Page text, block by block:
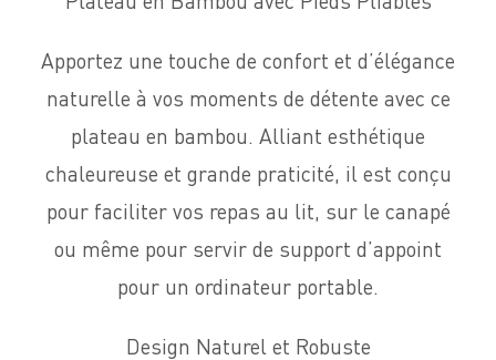
Apportez une touche de confort et d’élégance
naturelle à vos moments de détente avec ce
plateau en bambou. Alliant esthétique
chaleureuse et grande praticité, il est conçu
pour faciliter vos repas au lit, sur le canapé
ou même pour servir de support d’appoint
pour un ordinateur portable.
Design Naturel et Robuste